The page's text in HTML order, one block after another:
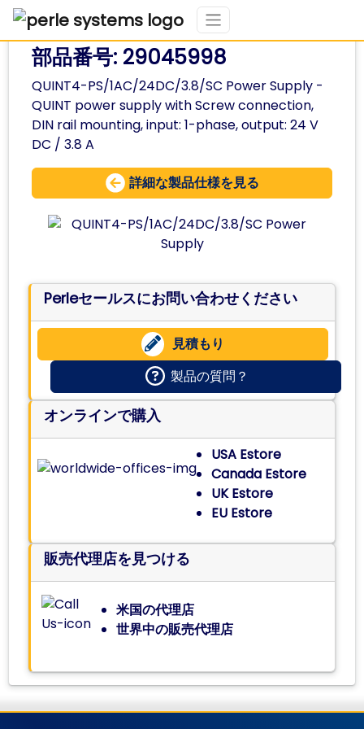
部品番号: 29045998
QUINT4-PS/1AC/24DC/3.8/SC Power Supply -
QUINT power supply with Screw connection,
DIN rail mounting, input: 1-phase, output: 24 V
DC / 3.8 A
詳細な製品仕様を見る
Perleセールスにお問い合わせください
見積もり
製品の質問？
オンラインで購入
USA Estore
Canada Estore
UK Estore
EU Estore
販売代理店を見つける
米国の代理店
世界中の販売代理店